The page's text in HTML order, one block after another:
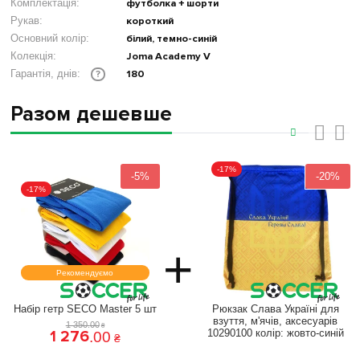
Комплектація: футболка + шорти
Рукав: короткий
Основний колір: білий, темно-синій
Колекція: Joma Academy V
Гарантія, днів: ? 180
Разом дешевше
-5%
Рекомендуємо
-17%
+
Набір гетр SECO Master 5 шт
1 350.00 ₴
1 276.00 ₴
-20%
-17%
Рюкзак Слава Україні для
взуття, м'ячів, аксесуарів
10290100 колiр: жовто-синій